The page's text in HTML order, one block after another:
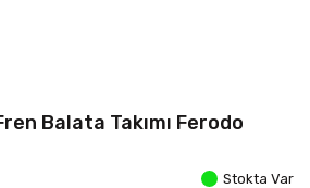
Balata Takımı Ferodo
Stokta Var